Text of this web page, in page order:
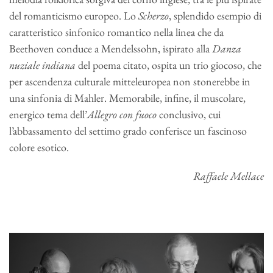
del romanticismo europeo. LoScherzo, splendido esempio di
caratteristico sinfonico romantico nella linea che da
Beethoven conduce a Mendelssohn, ispirato alla Danza
nuziale indiana del poema citato, ospita un trio giocoso, che
per ascendenza culturale mitteleuropea non stonerebbe in
una sinfonia di Mahler. Memorabile, infine, il muscolare,
energico tema dell’Allegro con fuococonclusivo, cui
l’abbassamento del settimo grado conferisce un fascinoso
colore esotico.
Raffaele Mellace